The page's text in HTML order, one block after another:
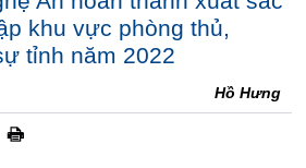
khu vực phòng thủ,
tỉnh năm 2022
Hồ Hưng